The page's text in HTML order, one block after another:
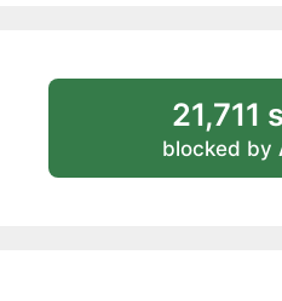
21,711
blocked by